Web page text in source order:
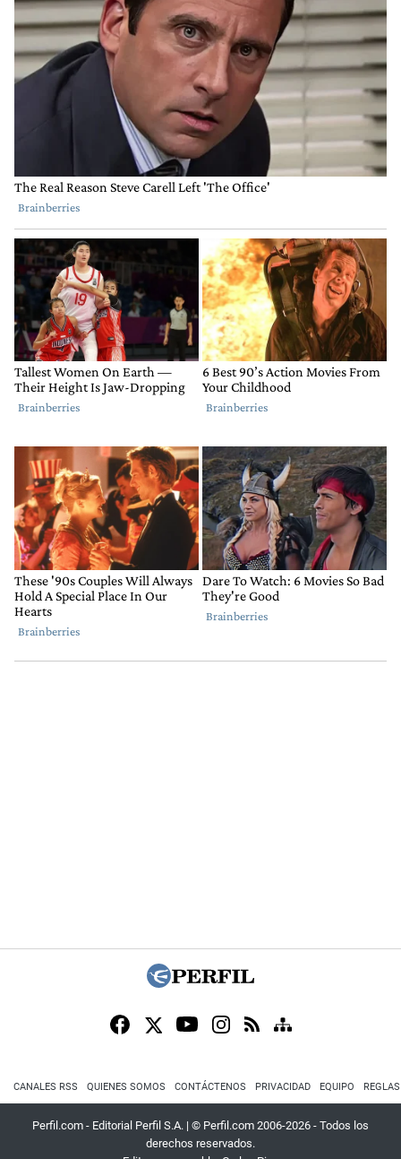
CANALES RSS QUIENES SOMOS CONTÁCTENOS PRIVACIDAD EQUIPO
Perfil.com - Editorial Perfil S.A. | © Perfil.com 2006-2026 - Todos los
derechos reservados.